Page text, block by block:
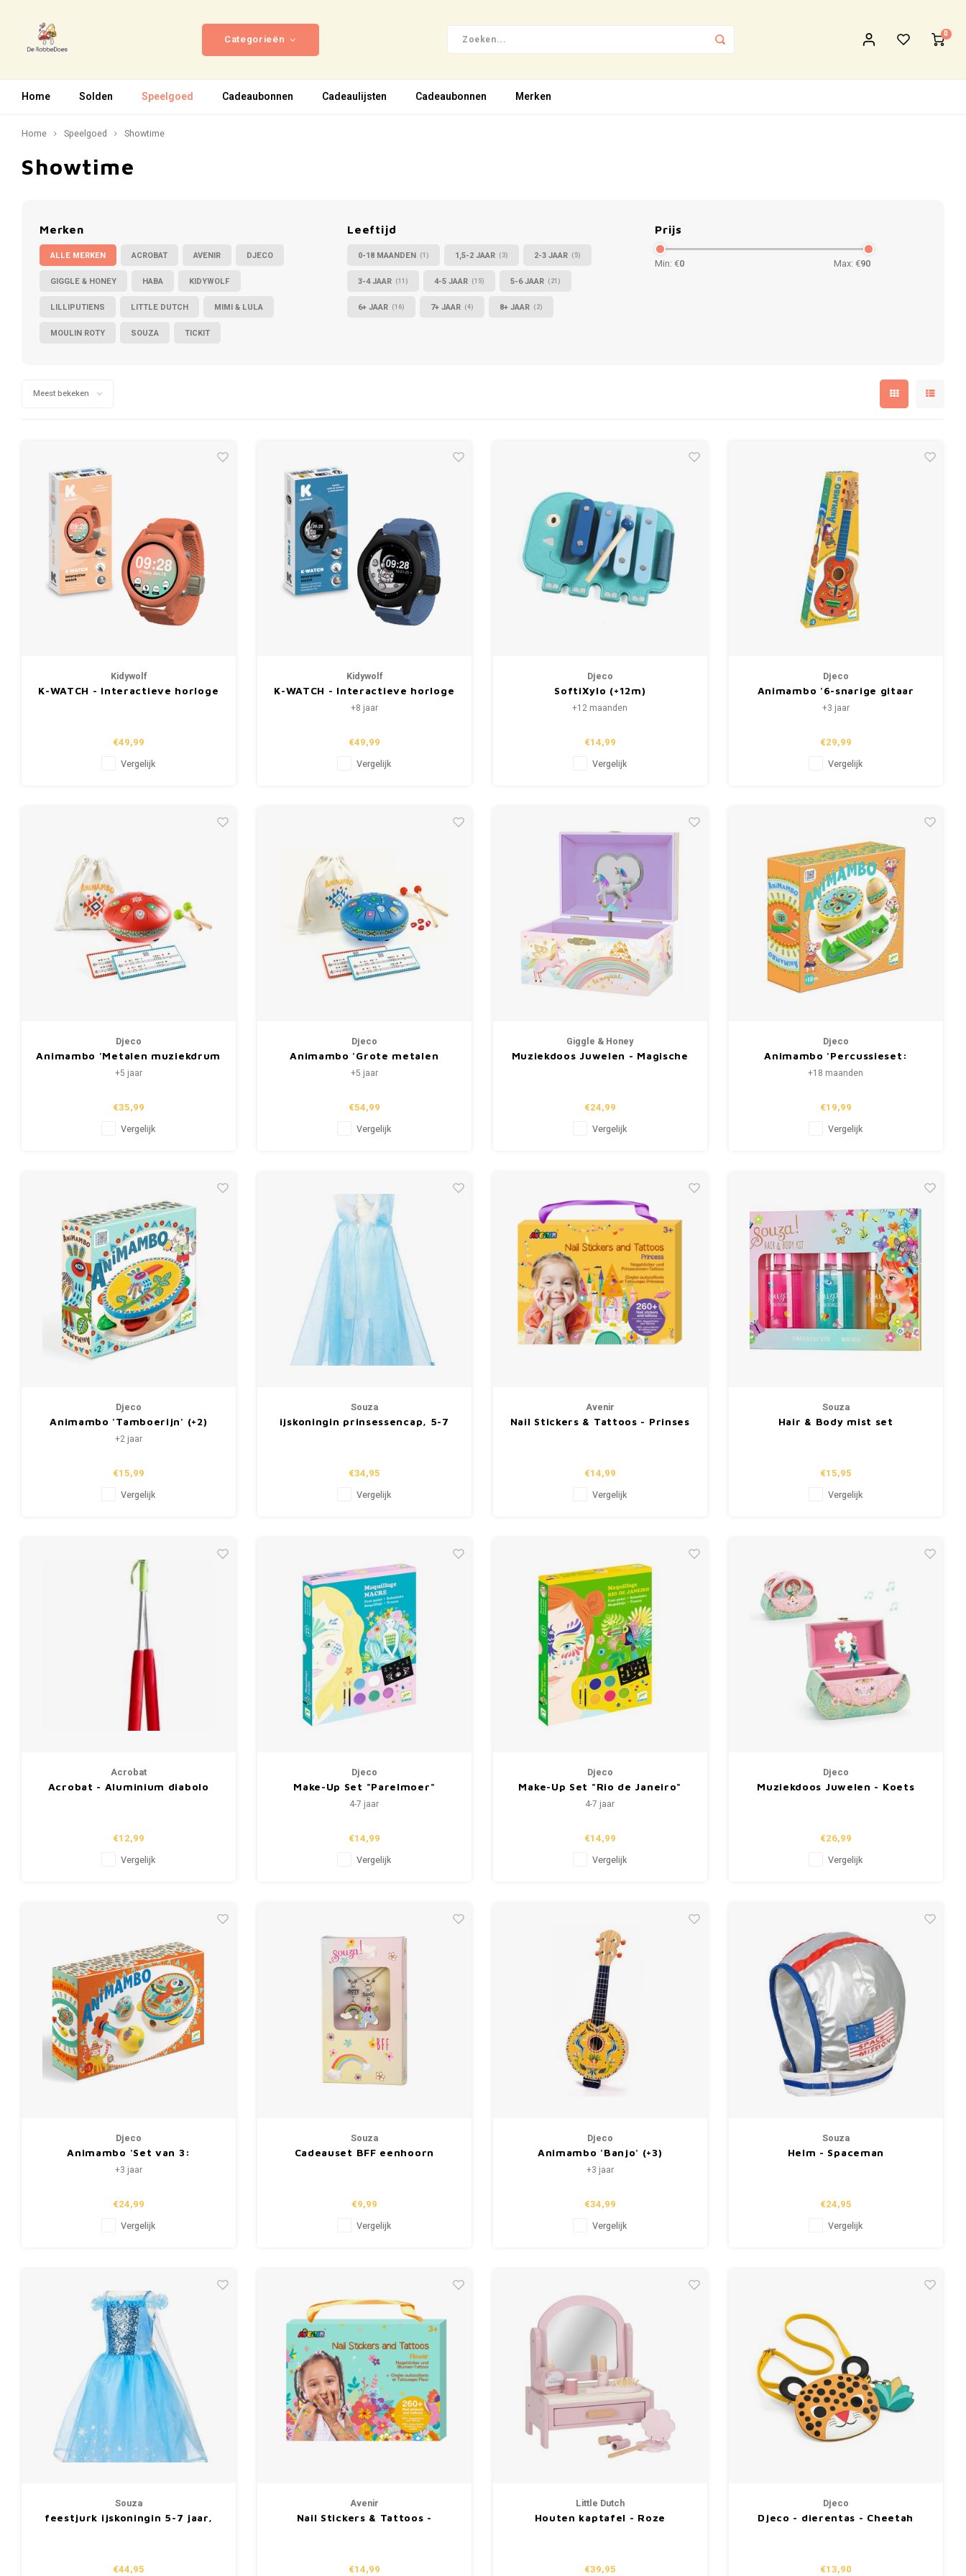
Categorieën 0
Home Solden Speelgoed Cadeaubonnen Cadeaulijsten Cadeaubonnen Merken
Home Speelgoed Showtime
Showtime
Merken
ALLE MERKEN ACROBAT AVENIR DJECO
GIGGLE & HONEY HABA KIDYWOLF
LILLIPUTIENS LITTLE DUTCH MIMI & LULA
MOULIN ROTY SOUZA TICKIT
Leeftijd
0-18 MAANDEN (1) 1,5-2 JAAR (3) 2-3 JAAR (5)
3-4 JAAR (11) 4-5 JAAR (15) 5-6 JAAR (21)
6+ JAAR (16) 7+ JAAR (4) 8+ JAAR (2)
Prijs
Min: €0 Max: €90
Meest bekeken
Kidywolf
K-WATCH - Interactieve horloge
€49,99
Vergelijk
Kidywolf
K-WATCH - Interactieve horloge
"Blauw"
+8 jaar
€49,99
Vergelijk
Djeco
SoftiXylo (+12m)
+12 maanden
€14,99
Vergelijk
Djeco
Animambo '6-snarige gitaar
klein' (+3)
+3 jaar
€29,99
Vergelijk
Djeco
Animambo 'Metalen muziekdrum
rood' 16cm (+5)
+5 jaar
€35,99
Vergelijk
Djeco
Animambo 'Grote metalen
muziekdrum' 20cm (+5)
+5 jaar
€54,99
Vergelijk
Giggle & Honey
Muziekdoos Juwelen - Magische
€24,99
Vergelijk
Djeco
Animambo 'Percussieset:
tamboerijn, maracas, guiro'
+18 maanden
€19,99
Vergelijk
Djeco
Animambo 'Tamboerijn' (+2)
+2 jaar
€15,99
Vergelijk
Souza
ijskoningin prinsessencap, 5-7
€34,95
Vergelijk
Avenir
Nail Stickers & Tattoos - Prinses
€14,99
Vergelijk
Souza
Hair & Body mist set
€15,95
Vergelijk
Acrobat
Acrobat - Aluminium diabolo
€12,99
Vergelijk
Djeco
Make-Up Set "Parelmoer"
4-7 jaar
€14,99
Vergelijk
Djeco
Make-Up Set "Rio de Janeiro"
4-7 jaar
€14,99
Vergelijk
Djeco
Muziekdoos Juwelen - Koets
€26,99
Vergelijk
Djeco
Animambo 'Set van 3:
tamboerijn, maracas,
+3 jaar
€24,99
Vergelijk
Souza
Cadeauset BFF eenhoorn
€9,99
Vergelijk
Djeco
Animambo 'Banjo' (+3)
+3 jaar
€34,99
Vergelijk
Souza
Helm - Spaceman
€24,95
Vergelijk
Souza
feestjurk ijskoningin 5-7 jaar,
€44,95
Avenir
Nail Stickers & Tattoos -
€14,99
Little Dutch
Houten kaptafel - Roze
€39,95
Djeco
Djeco - dierentas - Cheetah
€13,90